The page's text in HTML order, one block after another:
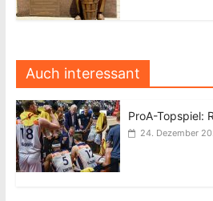
Auch interessant
ProA-Topspiel:
24. Dezember